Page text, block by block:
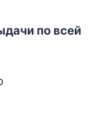
по всей